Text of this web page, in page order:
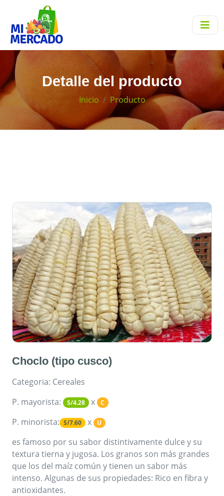
Detalle del producto
Inicio Producto
Choclo (tipo cusco)
Categoria: Cereales
P. mayorista:
S/4.28 x C
P. minorista: S/7.60 x U
es famoso por su sabor distintivamente dulce y su
textura tierna y jugosa. Los granos son más grandes
que los del maíz común y tienen un sabor más
intenso. Algunas de sus propiedades: Rico en fibra y
antioxidantes.